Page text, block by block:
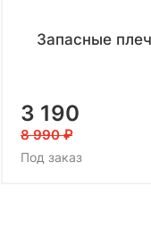
Запасные
3 190
8 990
Под заказ